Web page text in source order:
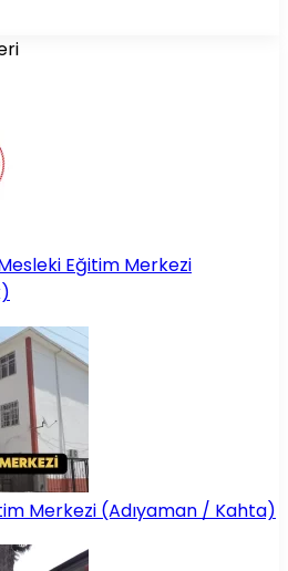
Eğitim Merkezi
Merkezi (Adıyaman / Kahta)